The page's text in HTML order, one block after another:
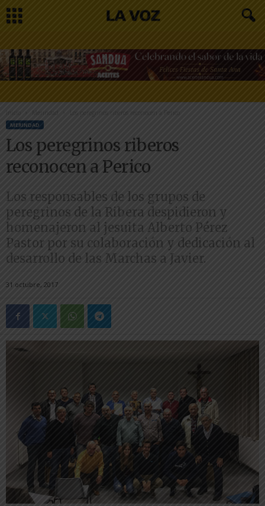
Inicio Los peregrinos riberos reconocen a Perico
MERINDAD
Los peregrinos riberos
reconocen a Perico
Los responsables de los grupos de
peregrinos de la Ribera despidieron y
homenajeron al jesuita Alberto Pérez
Pastor por su colaboración y dedicación al
desarrollo de las Marchas a Javier.
31 octubre, 2017